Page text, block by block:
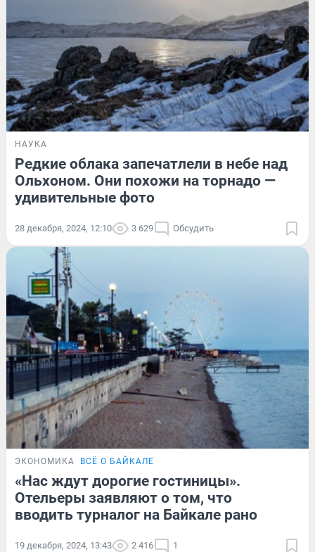
НАУКА
Редкие облака запечатлели в небе над
Ольхоном. Они похожи на торнадо —
удивительные фото
28 декабря, 2024, 12:10 3 629 Обсудить
ЭКОНОМИКА ВСЁ О БАЙКАЛЕ
«Нас ждут дорогие гостиницы».
Отельеры заявляют о том, что
вводить турналог на Байкале рано
19 декабря, 2024, 13:43 2 416 1